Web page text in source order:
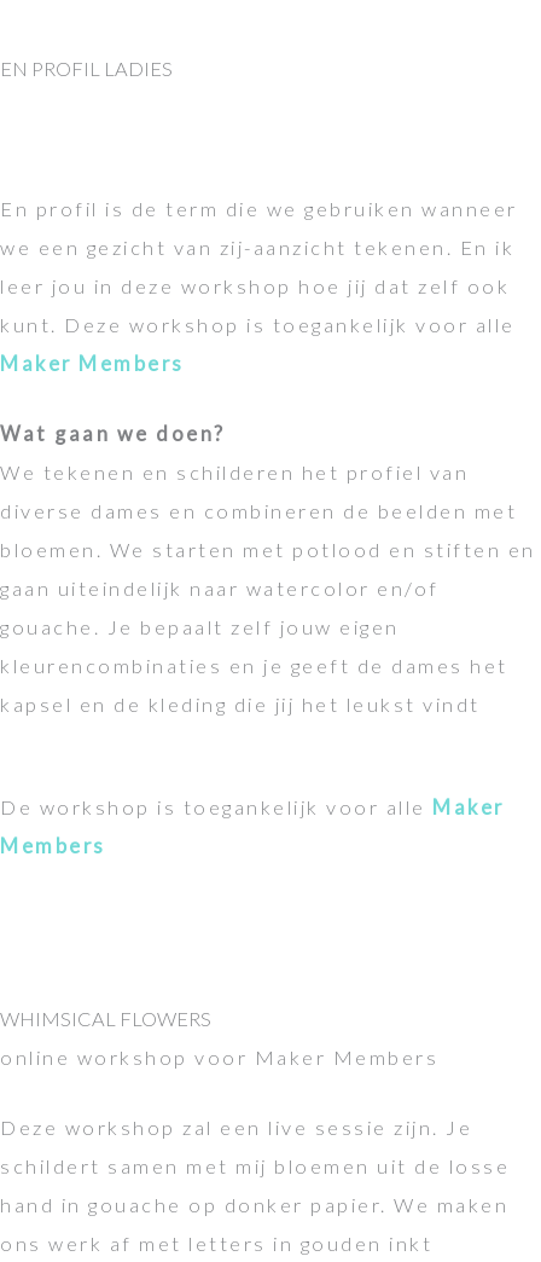
EN PROFIL LADIES
En profil is de term die we gebruiken wanneer
we een gezicht van zij-aanzicht tekenen. En ik
leer jou in deze workshop hoe jij dat zelf ook
kunt. Deze workshop is toegankelijk voor alle
Maker Members
Wat gaan we doen?
We tekenen en schilderen het profiel van
diverse dames en combineren de beelden met
bloemen. We starten met potlood en stiften en
gaan uiteindelijk naar watercolor en/of
gouache. Je bepaalt zelf jouw eigen
kleurencombinaties en je geeft de dames het
kapsel en de kleding die jij het leukst vindt
De workshop is toegankelijk voor alle Maker
Members
WHIMSICAL FLOWERS
online workshop voor Maker Members
Deze workshop zal een live sessie zijn. Je
schildert samen met mij bloemen uit de losse
hand in gouache op donker papier. We maken
ons werk af met letters in gouden inkt